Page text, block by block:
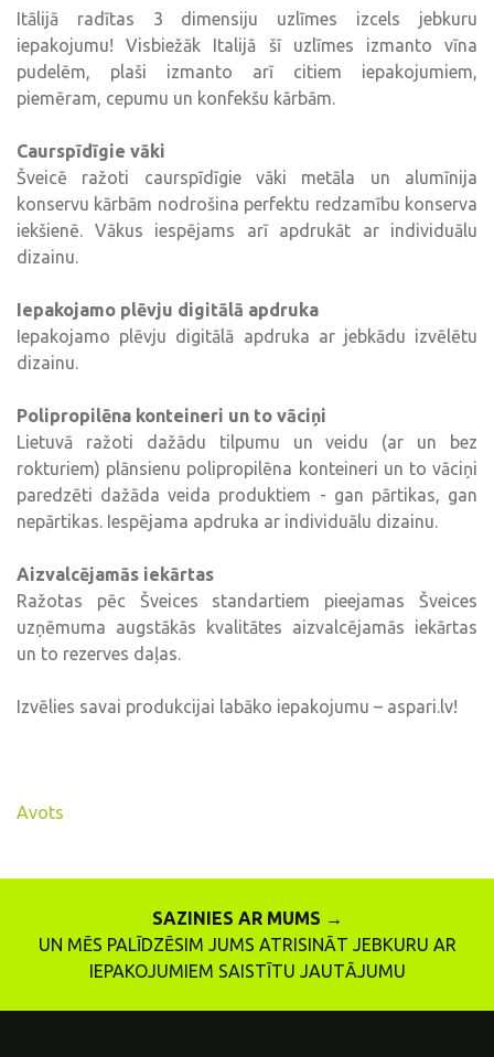
Itālijā radītas 3 dimensiju uzlīmes izcels jebkuru
iepakojumu! Visbiežāk Italijā šī uzlīmes izmanto vīna
pudelēm, plaši izmanto arī citiem iepakojumiem,
piemēram, cepumu un konfekšu kārbām.
Caurspīdīgie vāki
Šveicē ražoti caurspīdīgie vāki metāla un alumīnija
konservu kārbām nodrošina perfektu redzamību konserva
iekšienē. Vākus iespējams arī apdrukāt ar individuālu
dizainu.
Iepakojamo plēvju digitālā apdruka
Iepakojamo plēvju digitālā apdruka ar jebkādu izvēlētu
dizainu.
Polipropilēna konteineri un to vāciņi
Lietuvā ražoti dažādu tilpumu un veidu (ar un bez
rokturiem) plānsienu polipropilēna konteineri un to vāciņi
paredzēti dažāda veida produktiem - gan pārtikas, gan
nepārtikas. Iespējama apdruka ar individuālu dizainu.
Aizvalcējamās iekārtas
Ražotas pēc Šveices standartiem pieejamas Šveices
uzņēmuma augstākās kvalitātes aizvalcējamās iekārtas
un to rezerves daļas.
Izvēlies savai produkcijai labāko iepakojumu – aspari.lv!
Avots
SAZINIES AR MUMS →
UN MĒS PALĪDZĒSIM JUMS ATRISINĀT JEBKURU AR
IEPAKOJUMIEM SAISTĪTU JAUTĀJUMU